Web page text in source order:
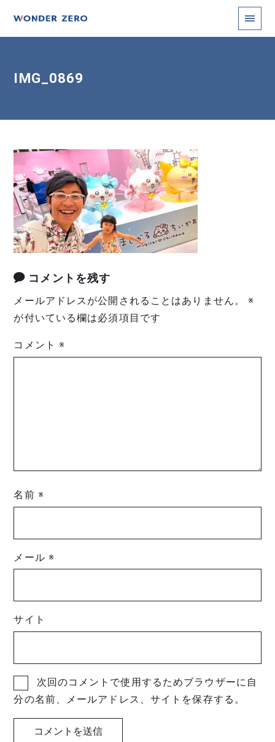
IMG_0869
コメントを残す
メールアドレスが公開されることはありません。
※
が付いている欄は必須項目です
コメント※
名前 ※
メール ※
サイト
次回のコメントで使用するためブラウザーに自
分の名前、メールアドレス、サイトを保存する。